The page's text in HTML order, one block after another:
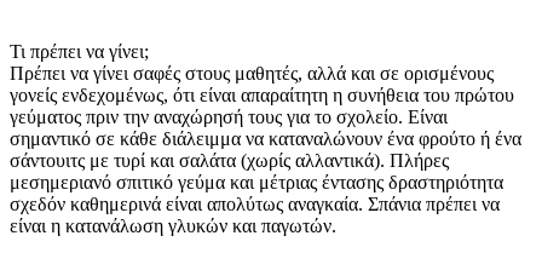
Τι πρέπει να γίνει;
Πρέπει να γίνει σαφές στους μαθητές, αλλά και σε ορισμένους
γονείς ενδεχομένως, ότι είναι απαραίτητη η συνήθεια του πρώτου
γεύματος πριν την αναχώρησή τους για το σχολείο. Είναι
σημαντικό σε κάθε διάλειμμα να καταναλώνουν ένα φρούτο ή ένα
σάντουιτς με τυρί και σαλάτα (χωρίς αλλαντικά). Πλήρες
μεσημεριανό σπιτικό γεύμα και μέτριας έντασης δραστηριότητα
σχεδόν καθημερινά είναι απολύτως αναγκαία. Σπάνια πρέπει να
είναι η κατανάλωση γλυκών και παγωτών.